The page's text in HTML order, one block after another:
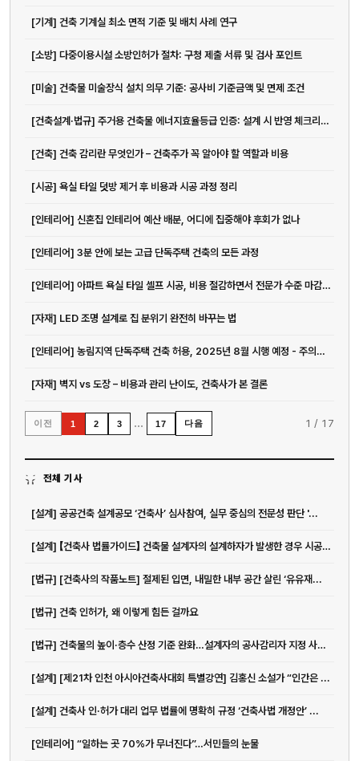
[기계] 건축 기계실 최소 면적 기준 및 배치 사례 연구
[소방] 다중이용시설 소방인허가 절차: 구청 제출 서류 및 검사 포인트
[미술] 건축물 미술장식 설치 의무 기준: 공사비 기준금액 및 면제 조건
[건축설계·법규] 주거용 건축물 에너지효율등급 인증: 설계 시 반영 체크리스트
[건축] 건축 감리란 무엇인가 – 건축주가 꼭 알아야 할 역할과 비용
[시공] 욕실 타일 덧방 제거 후 비용과 시공 과정 정리
[인테리어] 신혼집 인테리어 예산 배분, 어디에 집중해야 후회가 없나
[인테리어] 3분 안에 보는 고급 단독주택 건축의 모든 과정
[인테리어] 아파트 욕실 타일 셀프 시공, 비용 절감하면서 전문가 수준 마감하는 방법
[자재] LED 조명 설계로 집 분위기 완전히 바꾸는 법
[인테리어] 농림지역 단독주택 건축 허용, 2025년 8월 시행 예정 - 주의사...
[자재] 벽지 vs 도장 – 비용과 관리 난이도, 건축사가 본 결론
이전 1 2 3 … 17 다음 1 / 17
전체 기사
[설계] 공공건축 설계공모 ‘건축사’ 심사참여, 실무 중심의 전문성 판단 '...
[설계] 【건축사 법률가이드】 건축물 설계자의 설계하자가 발생한 경우 시공과...
[법규] [건축사의 작품노트] 절제된 입면, 내밀한 내부 공간 살린 ‘유유재...
[법규] 건축 인허가, 왜 이렇게 힘든 걸까요
[법규] 건축물의 높이·층수 산정 기준 완화…설계자의 공사감리자 지정 사유 ...
[설계] [제21차 인천 아시아건축사대회 특별강연] 김홍신 소설가 “인간은 ...
[설계] 건축사 인·허가 대리 업무 법률에 명확히 규정 ‘건축사법 개정안’ ...
[인테리어] “일하는 곳 70%가 무너진다”…서민들의 눈물